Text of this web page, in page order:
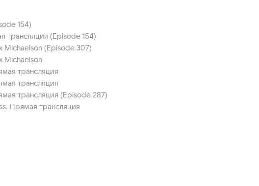
154)
трансляция (Episode 154)
Michaelson (Episode 307)
Michaelson
трансляция
трансляция
трансляция (Episode 287)
Прямая трансляция